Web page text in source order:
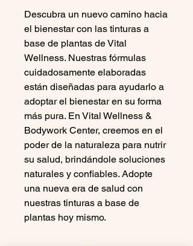
Descubra un nuevo camino hacia
el bienestar con las tinturas a
base de plantas de Vital
Wellness. Nuestras fórmulas
cuidadosamente elaboradas
están diseñadas para ayudarlo a
adoptar el bienestar en su forma
más pura. En Vital Wellness &
Bodywork Center, creemos en el
poder de la naturaleza para nutrir
su salud, brindándole soluciones
naturales y confiables. Adopte
una nueva era de salud con
nuestras tinturas a base de
plantas hoy mismo.